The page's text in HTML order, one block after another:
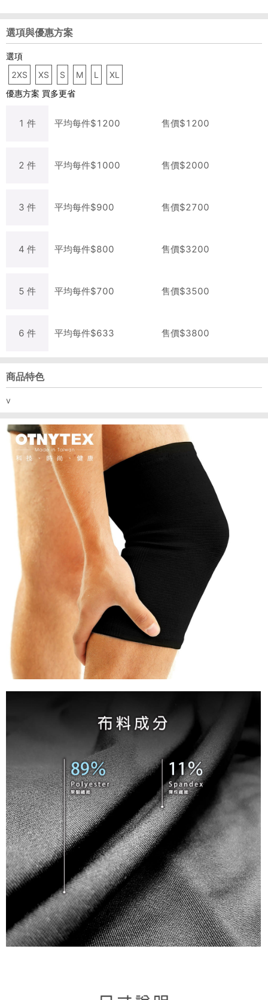
選項與優惠方案
選項
2XS
XS S M L
XL
優惠方案 買多更省
1 件 平均每件$1200 售價$1200
2 件 平均每件$1000 售價$2000
3 件 平均每件$900 售價$2700
4 件 平均每件$800 售價$3200
5 件 平均每件$700 售價$3500
6 件 平均每件$633 售價$3800
商品特色